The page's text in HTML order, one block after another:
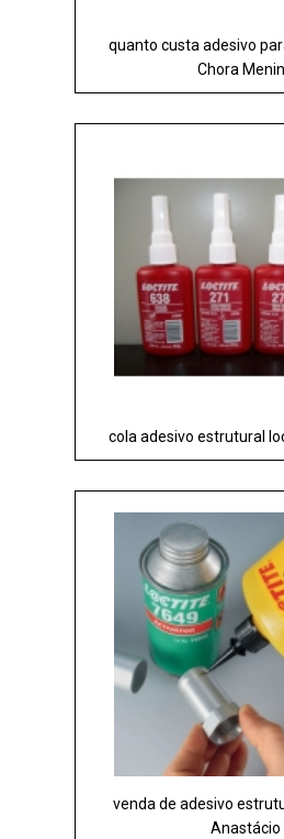
quanto custa adesivo
Chora
cola adesivo estrutural
venda de adesivo
Anastácio